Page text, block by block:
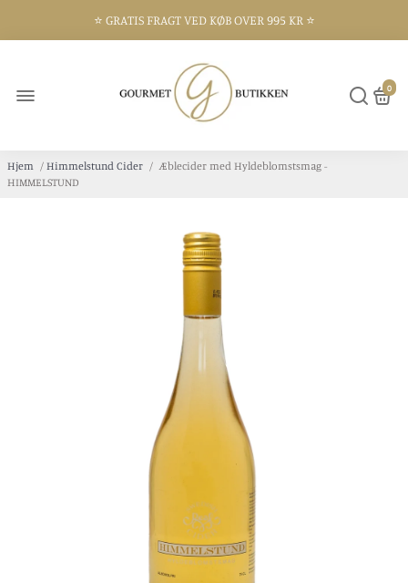
⭐️ GRATIS FRAGT VED KØB OVER 995 KR ⭐️
0
Hjem / Himmelstund Cider / Æblecider med Hyldeblomstsmag -
HIMMELSTUND